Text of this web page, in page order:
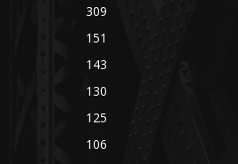
309
151
143
130
125
106